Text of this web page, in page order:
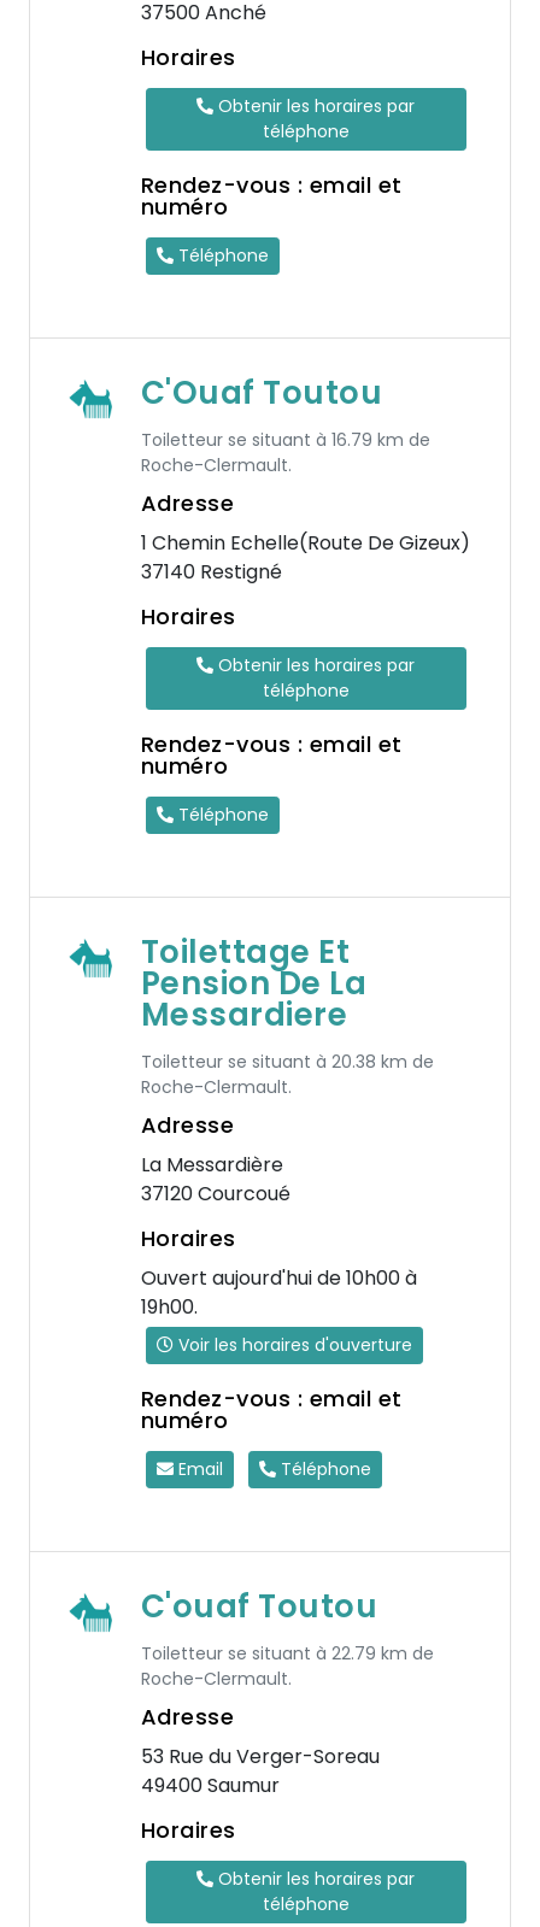
37500 Anché
Horaires
Obtenir les horaires par
téléphone
Rendez-vous : email et
numéro
Téléphone
C'Ouaf Toutou
Toiletteur se situant à 16.79 km de
Roche-Clermault.
Adresse
1 Chemin Echelle(Route De Gizeux)
37140 Restigné
Horaires
Obtenir les horaires par
téléphone
Rendez-vous : email et
numéro
Téléphone
Toilettage Et
Pension De La
Messardiere
Toiletteur se situant à 20.38 km de
Roche-Clermault.
Adresse
La Messardière
37120 Courcoué
Horaires
Ouvert aujourd'hui de 10h00 à
19h00.
Voir les horaires d'ouverture
Rendez-vous : email et
numéro
Email Téléphone
C'ouaf Toutou
Toiletteur se situant à 22.79 km de
Roche-Clermault.
Adresse
53 Rue du Verger-Soreau
49400 Saumur
Horaires
Obtenir les horaires par
téléphone